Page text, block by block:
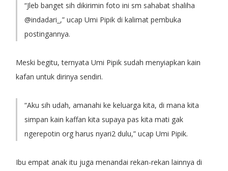
“Jleb banget sih dikirimin foto ini sm sahabat shaliha
@indadari_,” ucap Umi Pipik di kalimat pembuka
postingannya.
Meski begitu, ternyata Umi Pipik sudah menyiapkan kain
kafan untuk dirinya sendiri.
“Aku sih udah, amanahi ke keluarga kita, di mana kita
simpan kain kaffan kita supaya pas kita mati gak
ngerepotin org harus nyari2 dulu,” ucap Umi Pipik.
Ibu empat anak itu juga menandai rekan-rekan lainnya di